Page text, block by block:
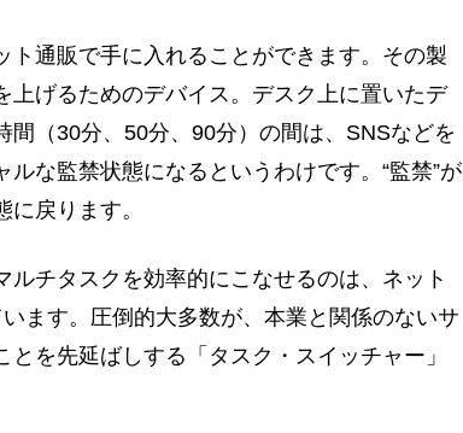
通販で手に入れることができます。その製
上げるためのデバイス。デスク上に置いたデ
（30分、50分、90分）の間は、SNSなどを
な監禁状態になるというわけです。“監禁”が
戻ります。
チタスクを効率的にこなせるのは、ネット
ます。圧倒的大多数が、本業と関係のないサ
を先延ばしする「タスク・スイッチャー」